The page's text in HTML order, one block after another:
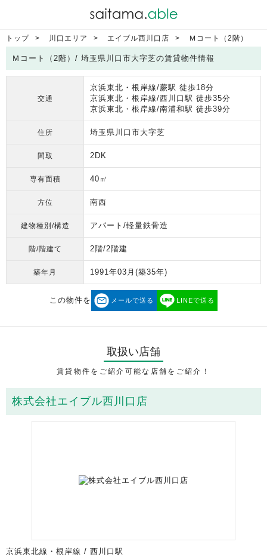
トップ 川口エリア エイブル西川口店 Ｍコート（2階）
Ｍコート（2階）/ 埼玉県川口市大字芝の賃貸物件情報
交通
京浜東北・根岸線/蕨駅 徒歩18分
京浜東北・根岸線/西川口駅 徒歩35分
京浜東北・根岸線/南浦和駅 徒歩39分
住所 埼玉県川口市大字芝
間取 2DK
専有面積 40㎡
方位 南西
建物種別/構造 アパート/軽量鉄骨造
階/階建て 2階/2階建
築年月 1991年03月 (築35年)
この物件を メールで送る LINEで送る
取扱い店舗
賃貸物件をご紹介可能な店舗をご紹介！
株式会社エイブル西川口店
京浜東北線・根岸線 / 西川口駅